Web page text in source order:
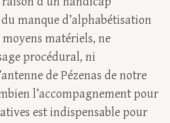
manque d’alphabétisation
matériels, ne
procédural, ni
de Pézenas de notre
l’accompagnement pour
est indispensable pour